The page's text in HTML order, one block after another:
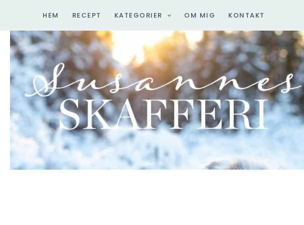
innehåll
HEM RECEPT KATEGORIER OM MIG KONTAKT